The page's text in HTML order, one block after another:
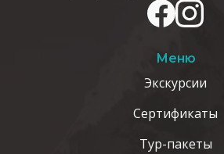
Меню
Экскурсии
Сертификаты
Тур-пакеты